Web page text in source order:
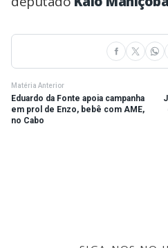
Matéria Anterior
Eduardo da Fonte apoia campanha
em prol de Enzo, bebê com AME,
no Cabo